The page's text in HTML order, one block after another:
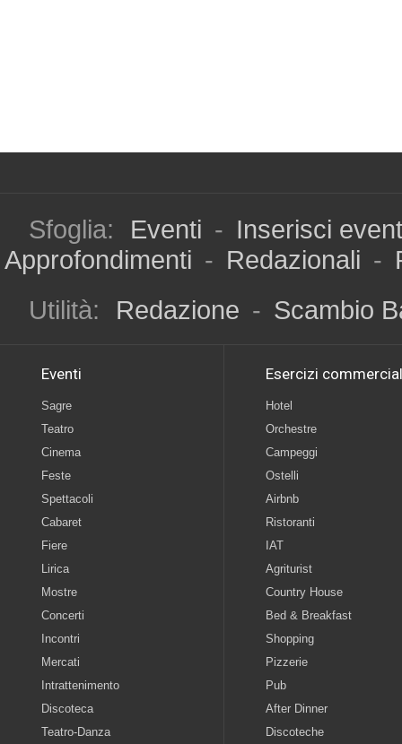
Sfoglia: Eventi - Inserisci
Approfondimenti - Redazionali -
Utilità:
Redazione - Scambio
Eventi
Sagre
Teatro
Cinema
Feste
Spettacoli
Cabaret
Fiere
Lirica
Mostre
Concerti
Incontri
Mercati
Intrattenimento
Discoteca
Teatro-Danza
Esercizi
Hotel
Orchestre
Campeggi
Ostelli
Airbnb
Ristoranti
IAT
Agriturist
Country House
Bed & Breakfast
Shopping
Pizzerie
Pub
After Dinner
Discoteche